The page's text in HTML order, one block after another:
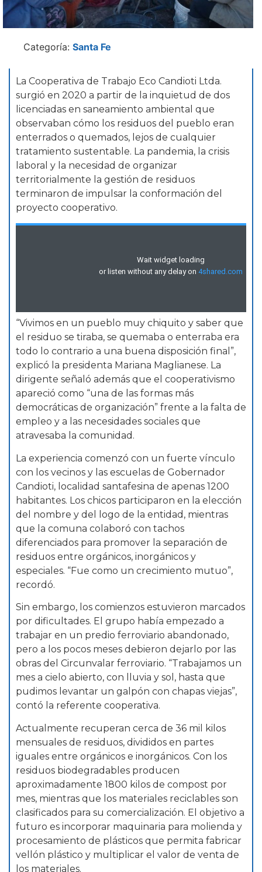
Categoría: Santa Fe
La Cooperativa de Trabajo Eco Candioti Ltda.
surgió en 2020 a partir de la inquietud de dos
licenciadas en saneamiento ambiental que
observaban cómo los residuos del pueblo eran
enterrados o quemados, lejos de cualquier
tratamiento sustentable. La pandemia, la crisis
laboral y la necesidad de organizar
territorialmente la gestión de residuos
terminaron de impulsar la conformación del
proyecto cooperativo.
“Vivimos en un pueblo muy chiquito y saber que
el residuo se tiraba, se quemaba o enterraba era
todo lo contrario a una buena disposición final”,
explicó la presidenta Mariana Maglianese. La
dirigente señaló además que el cooperativismo
apareció como “una de las formas más
democráticas de organización” frente a la falta de
empleo y a las necesidades sociales que
atravesaba la comunidad.
La experiencia comenzó con un fuerte vínculo
con los vecinos y las escuelas de Gobernador
Candioti, localidad santafesina de apenas 1200
habitantes. Los chicos participaron en la elección
del nombre y del logo de la entidad, mientras
que la comuna colaboró con tachos
diferenciados para promover la separación de
residuos entre orgánicos, inorgánicos y
especiales. “Fue como un crecimiento mutuo”,
recordó.
Sin embargo, los comienzos estuvieron marcados
por dificultades. El grupo había empezado a
trabajar en un predio ferroviario abandonado,
pero a los pocos meses debieron dejarlo por las
obras del Circunvalar ferroviario. “Trabajamos un
mes a cielo abierto, con lluvia y sol, hasta que
pudimos levantar un galpón con chapas viejas”,
contó la referente cooperativa.
Actualmente recuperan cerca de 36 mil kilos
mensuales de residuos, divididos en partes
iguales entre orgánicos e inorgánicos. Con los
residuos biodegradables producen
aproximadamente 1800 kilos de compost por
mes, mientras que los materiales reciclables son
clasificados para su comercialización. El objetivo a
futuro es incorporar maquinaria para molienda y
procesamiento de plásticos que permita fabricar
vellón plástico y multiplicar el valor de venta de
los materiales.